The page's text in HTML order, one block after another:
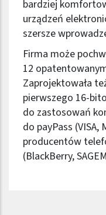
bardziej
urządzeń
szersze
Firma może
12
Zaprojektowała
pierwszego 16-
do zastosowań
do payPass
producentów
(BlackBerry,